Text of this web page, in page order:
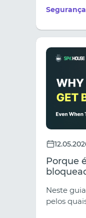
amplo
modelo
Porque
Neste
pelos